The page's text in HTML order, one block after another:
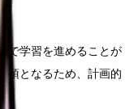
で学習を進めることが
須となるため、計画的